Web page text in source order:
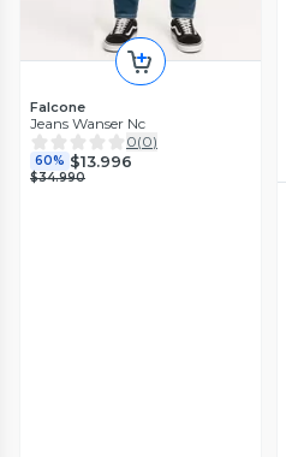
Falcone
Jeans Wanser Nc
0(0)
60% $13.996
$34.990